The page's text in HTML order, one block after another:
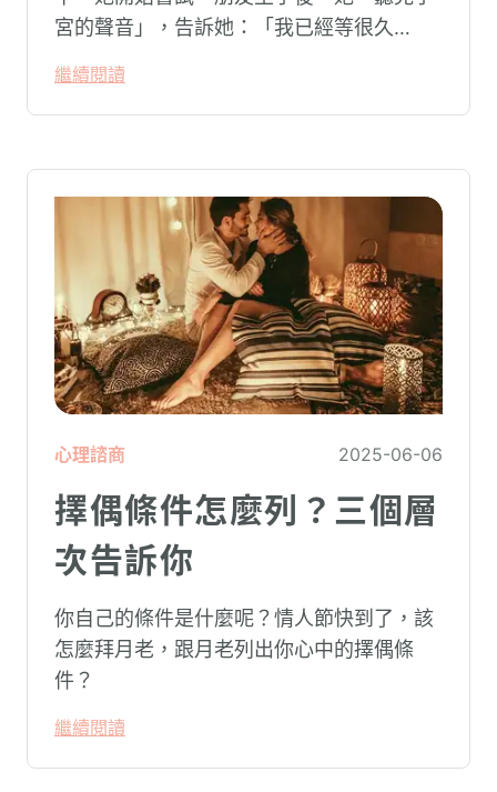
宮的聲音」，告訴她：「我已經等很久
怕錯過時機會後悔，於是開始積極備孕。
繼續閱讀
心理諮商 2025-06-06
擇偶條件怎麼列？三個層
次告訴你
你自己的條件是什麼呢？情人節快到了，該
怎麼拜月老，跟月老列出你心中的擇偶條
件？
繼續閱讀